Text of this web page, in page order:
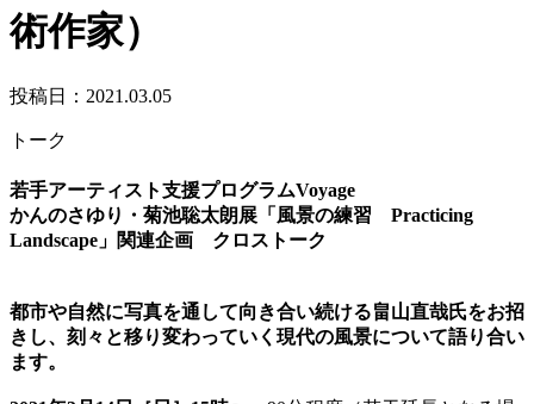
術作家）
投稿日：2021.03.05
トーク
若手アーティスト支援プログラムVoyage
かんのさゆり・菊池聡太朗展「風景の練習 Practicing
Landscape」関連企画 クロストーク
都市や自然に写真を通して向き合い続ける畠山直哉氏をお招
きし、刻々と移り変わっていく現代の風景について語り合い
ます。